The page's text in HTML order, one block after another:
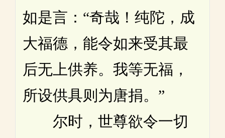
如是言：“奇哉！纯陀，成
大福德，能令如来受其最
后无上供养。我等无福，
所设供具则为唐捐。”
尔时，世尊欲令一切